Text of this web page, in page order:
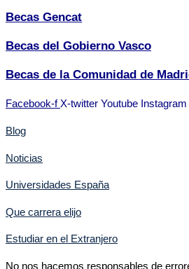
Becas Gencat
Becas del Gobierno Vasco
Becas de la Comunidad de
Facebook-f X-twitter Youtube Instagram
Blog
Noticias
Universidades España
Que carrera elijo
Estudiar en el Extranjero
No nos hacemos responsables de